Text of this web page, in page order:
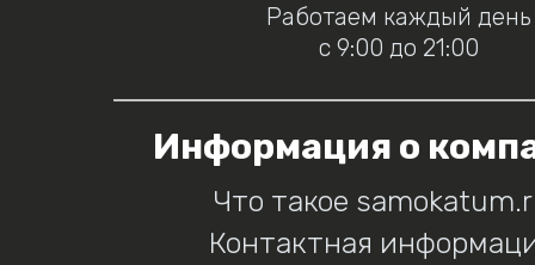
Работаем каждый день
с 9:00 до 21:00
Информация о
Что такое
Контактная